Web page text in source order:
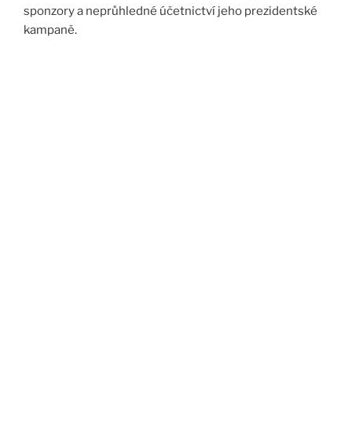
sponzory a neprůhledné účetnictví jeho prezidentské
kampaně.